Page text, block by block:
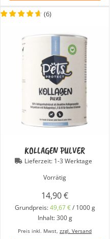
(6)
KOLLAGEN PULVER
Lieferzeit: 1-3 Werktage
Vorrätig
14,90€
Grundpreis:49,67€/ 1000 g
Inhalt: 300g
Preis inkl. Mwst,zzgl. Versand